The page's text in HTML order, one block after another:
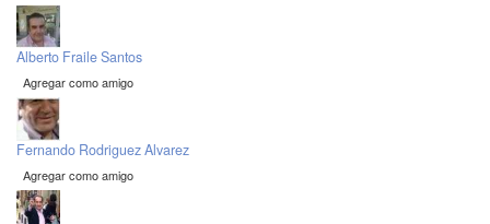
Alberto Fraile Santos
Agregar como amigo
Fernando Rodriguez Alvarez
Agregar como amigo